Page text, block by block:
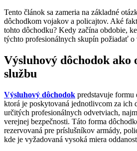
Tento článok sa zameria na základné
dôchodkom vojakov a policajtov. Aké
tohto dôchodku? Kedy začína obdobie,
týchto profesionálnych skupín požiadať
Výsluhový dôchodok ako
službu
Výsluhový dôchodok predstavuje formu
ktorá je poskytovaná jednotlivcom za ich
určitých profesionálnych odvetviach,
verejnej bezpečnosti. Táto forma
rezervovaná pre príslušníkov armády,
kde je vyžadovaná vysoká miera